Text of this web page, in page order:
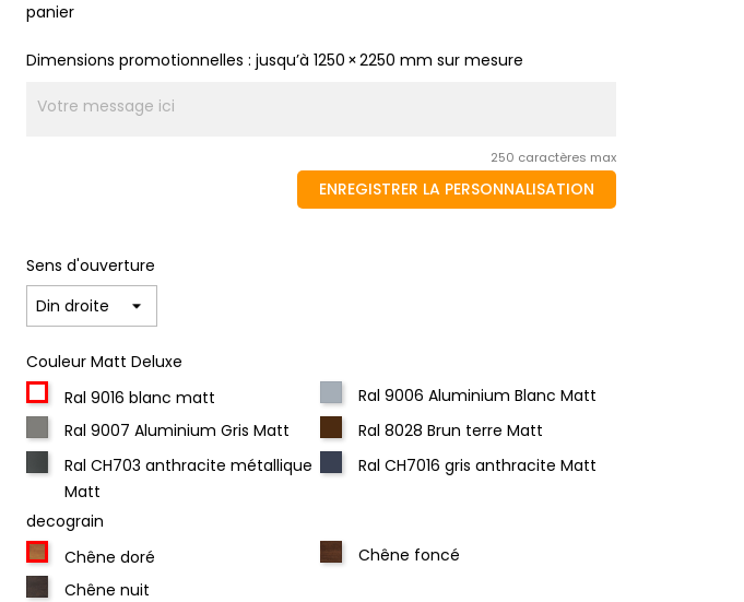
panier
Dimensions promotionnelles : jusqu’à 1250 × 2250 mm sur mesure
250 caractères max
ENREGISTRER LA PERSONNALISATION
Sens d'ouverture
Couleur Matt Deluxe
Ral 9016 blanc matt
Ral 9006 Aluminium Blanc Matt
Ral 9007 Aluminium Gris Matt
Ral 8028 Brun terre Matt
Ral CH703 anthracite métallique
Matt
Ral CH7016 gris anthracite Matt
decograin
Chêne doré
Chêne foncé
Chêne nuit